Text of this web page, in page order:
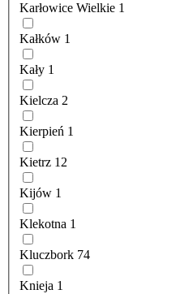
Karłowice Wielkie 1
Kałków 1
Kały 1
Kielcza 2
Kierpień 1
Kietrz 12
Kijów 1
Klekotna 1
Kluczbork 74
Knieja 1